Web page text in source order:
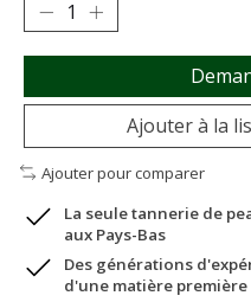
Ajouter à la
Ajouter pour comparer
La seule tannerie de
aux Pays-Bas
Des générations
d'une matière